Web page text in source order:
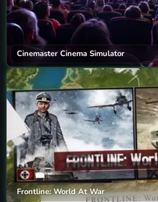
Cinemaster Cinema Simulator
Frontline: World At War